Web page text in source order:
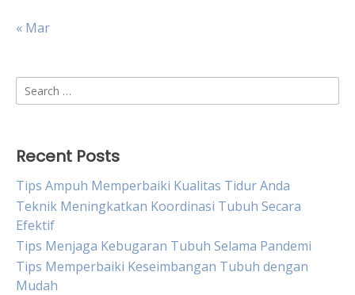
« Mar
Search
for:
Recent Posts
Tips Ampuh Memperbaiki Kualitas Tidur Anda
Teknik Meningkatkan Koordinasi Tubuh Secara
Efektif
Tips Menjaga Kebugaran Tubuh Selama Pandemi
Tips Memperbaiki Keseimbangan Tubuh dengan
Mudah